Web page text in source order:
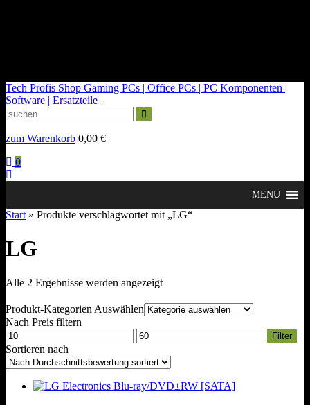
Tech Profis Shop Gaming PCs | Office PCs | PC Komponenten |
Software | Ersatzteile
zum Warenkorb 0,00 €
0
MENU
Start » Produkte verschlagwortet mit „LG“
LG
Alle 2 Ergebnisse werden angezeigtNach
sortiert
Produkt-Kategorien Auswählen
Nach Preis filtern
Min.
Preis
Max.
Preis
Filter
Sortieren nach